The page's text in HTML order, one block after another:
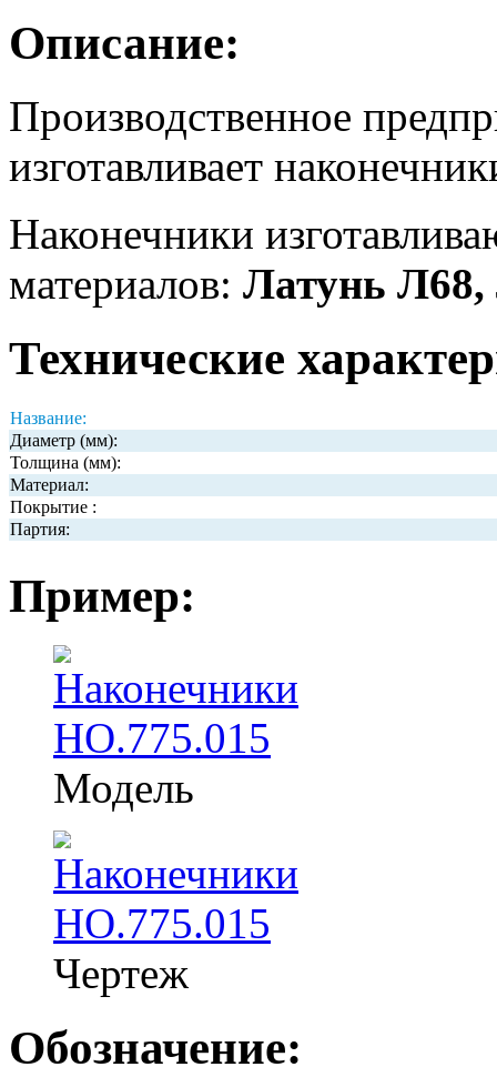
Описание:
Производственное
изготавливает
Наконечники
материалов: Латунь
Технические
Название:
Диаметр (мм):
Толщина (мм):
Материал:
Покрытие :
Партия:
Пример:
Модель
Чертеж
Обозначение: